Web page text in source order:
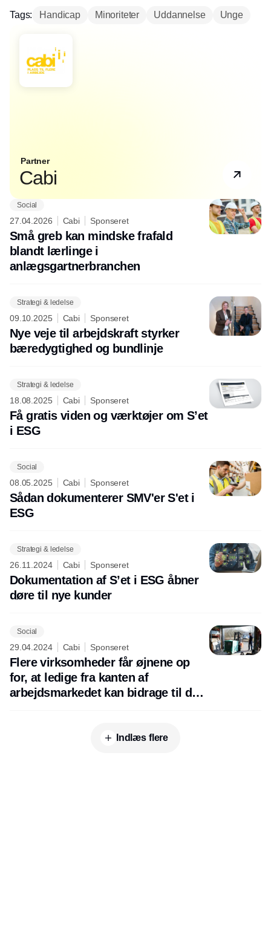
Tags: Handicap Minoriteter Uddannelse Unge
Partner
Cabi
Social
27.04.2026 Cabi Sponseret
Små greb kan mindske frafald
blandt lærlinge i
anlægsgartnerbranchen
Strategi & ledelse
09.10.2025 Cabi Sponseret
Nye veje til arbejdskraft styrker
bæredygtighed og bundlinje
Strategi & ledelse
18.08.2025 Cabi Sponseret
Få gratis viden og værktøjer om S’et
i ESG
Social
08.05.2025 Cabi Sponseret
Sådan dokumenterer SMV'er S'et i
ESG
Strategi & ledelse
26.11.2024 Cabi Sponseret
Dokumentation af S’et i ESG åbner
døre til nye kunder
Social
29.04.2024 Cabi Sponseret
Flere virksomheder får øjnene op
for, at ledige fra kanten af
arbejdsmarkedet kan bidrage til den
Indlæs flere